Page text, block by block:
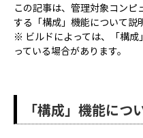
この記事は、管理対象コンピ
する「構成」機能について説
※ ビルドによっては、「構
っている場合があります。
「構成」機能につ